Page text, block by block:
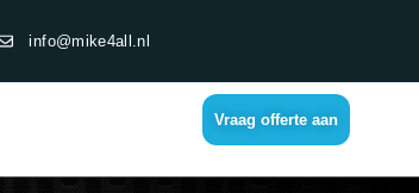
info@mike4all.nl
Vraag offerte aan